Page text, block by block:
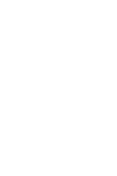
vivienda en